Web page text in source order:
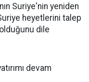
Suriye'nin yeniden
heyetlerini talep
dile
devam